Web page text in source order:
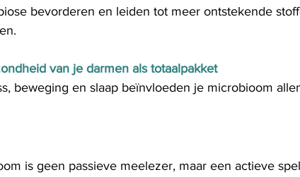
bevorderen en leiden tot meer ontstekende
van je darmen als totaalpakket
beweging en slaap beïnvloeden je microbioom
is geen passieve meelezer, maar een actieve